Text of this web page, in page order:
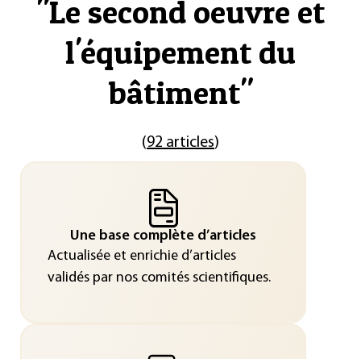
"Le second oeuvre et
l'équipement du
bâtiment"
(92 articles)
Une base complète d’articles
Actualisée et enrichie d’articles
validés par nos comités scientifiques.